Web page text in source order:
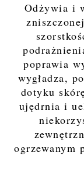
Odżywia i
poprawia
wygładza,
dotyku
ujędrnia i
ogrzewanym